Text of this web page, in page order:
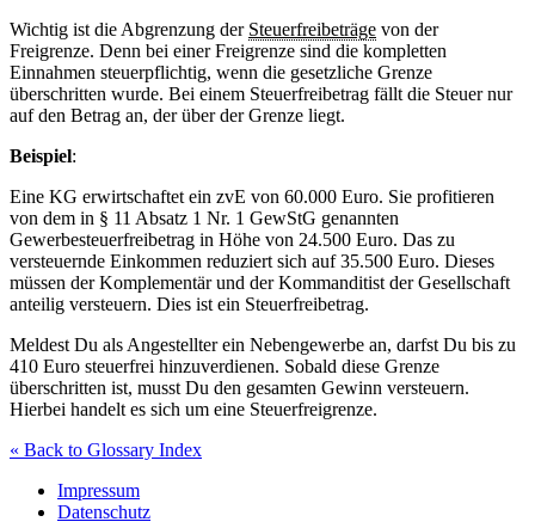
Wichtig ist die Abgrenzung der Steuerfreibeträge von der
Freigrenze. Denn bei einer Freigrenze sind die kompletten
Einnahmen steuerpflichtig, wenn die gesetzliche Grenze
überschritten wurde. Bei einem Steuerfreibetrag fällt die Steuer nur
auf den Betrag an, der über der Grenze liegt.
Beispiel:
Eine KG erwirtschaftet ein zvE von 60.000 Euro. Sie profitieren
von dem in § 11 Absatz 1 Nr. 1 GewStG genannten
Gewerbesteuerfreibetrag in Höhe von 24.500 Euro. Das zu
versteuernde Einkommen reduziert sich auf 35.500 Euro. Dieses
müssen der Komplementär und der Kommanditist der Gesellschaft
anteilig versteuern. Dies ist ein Steuerfreibetrag.
Meldest Du als Angestellter ein Nebengewerbe an, darfst Du bis zu
410 Euro steuerfrei hinzuverdienen. Sobald diese Grenze
überschritten ist, musst Du den gesamten Gewinn versteuern.
Hierbei handelt es sich um eine Steuerfreigrenze.
« Back to Glossary Index
Impressum
Datenschutz